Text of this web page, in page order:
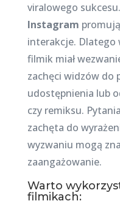
viralowego
Instagram
interakcje. Dlatego
filmik miał
zachęci widzów do
udostępnienia lub
czy remiksu.
zachęta do
wyzwaniu mogą
zaangażowanie.
Warto
filmikach: